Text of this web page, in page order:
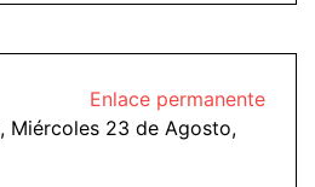
Enlace permanente
, Miércoles 23 de Agosto,